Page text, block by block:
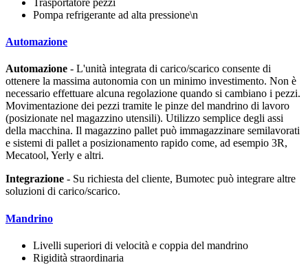
Pompa refrigerante ad alta pressione\n
Automazione
Automazione - L'unità integrata di carico/scarico consente di
ottenere la massima autonomia con un minimo investimento. Non è
necessario effettuare alcuna regolazione quando si cambiano i pezzi.
Movimentazione dei pezzi tramite le pinze del mandrino di lavoro
(posizionate nel magazzino utensili). Utilizzo semplice degli assi
della macchina. Il magazzino pallet può immagazzinare semilavorati
e sistemi di pallet a posizionamento rapido come, ad esempio 3R,
Mecatool, Yerly e altri.
Integrazione - Su richiesta del cliente, Bumotec può integrare altre
soluzioni di carico/scarico.
Mandrino
Livelli superiori di velocità e coppia del mandrino
Rigidità straordinaria